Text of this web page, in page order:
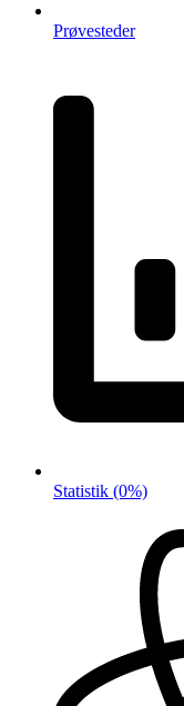
Prøvesteder
Statistik (0%)